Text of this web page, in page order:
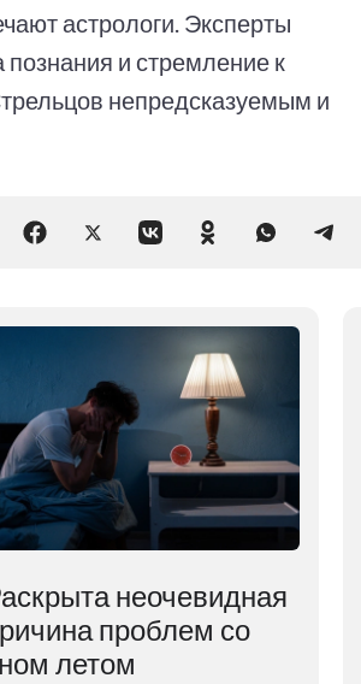
астрологи. Эксперты
и стремление к
непредсказуемым и
неочевидная
проблем со
летом